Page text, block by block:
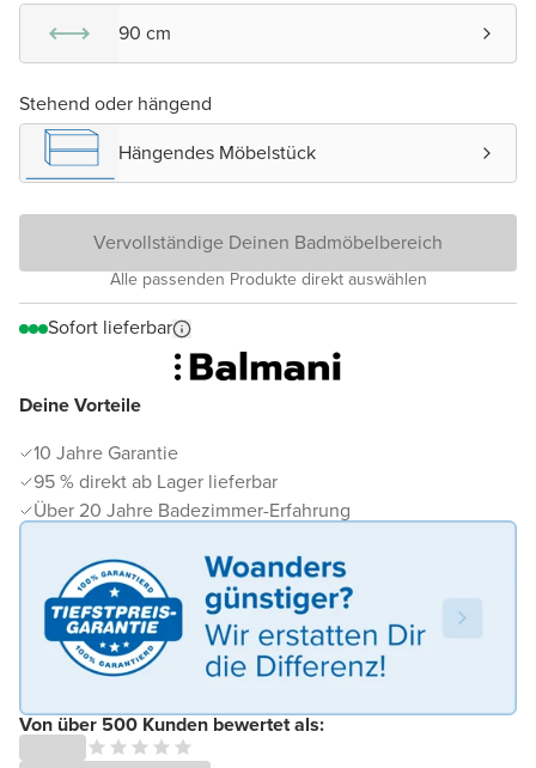
Deine Vorteile
10 Jahre Garantie
95 % direkt ab Lager lieferbar
Über 20 Jahre Badezimmer-Erfahrung
Von über 500 Kunden bewertet als:
90 cm
Stehend oder hängend
Hängendes Möbelstück
Vervollständige Deinen Badmöbelbereich
Alle passenden Produkte direkt auswählen
Sofort lieferbar